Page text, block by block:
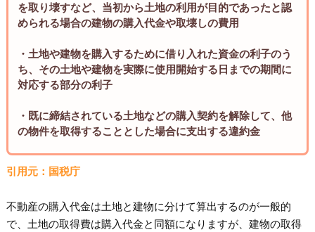
を取り壊すなど、当初から土地の利用が目的であったと認
められる場合の建物の購入代金や取壊しの費用
・土地や建物を購入するために借り入れた資金の利子のう
ち、その土地や建物を実際に使用開始する日までの期間に
対応する部分の利子
・既に締結されている土地などの購入契約を解除して、他
の物件を取得することとした場合に支出する違約金
引用元：国税庁
不動産の購入代金は土地と建物に分けて算出するのが一般的
で、土地の取得費は購入代金と同額になりますが、建物の取得